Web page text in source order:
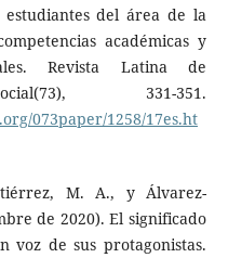
estudiantes del área de la
académicas y
Revista Latina de
331-351.
073paper/1258/17es.ht
M. A., y Álvarez-
de 2020). El significado
voz de sus protagonistas.